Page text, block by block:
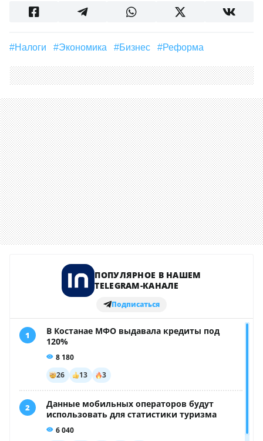
#налоги #Экономика #бизнес #реформа